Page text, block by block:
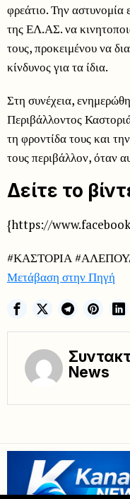
φρεάτιο. Την αστυνομία
της ΕΛ.ΑΣ. να
τους, προκειμένου να
κίνδυνος για τα ίδια.
Στη συνέχεια,
Περιβάλλοντος
τη φροντίδα τους και
τους περιβάλλον, όταν
Δείτε το
{https://
#ΚΑΣΤΟΡΙΑ
Μετάβαση στην Πηγή
News